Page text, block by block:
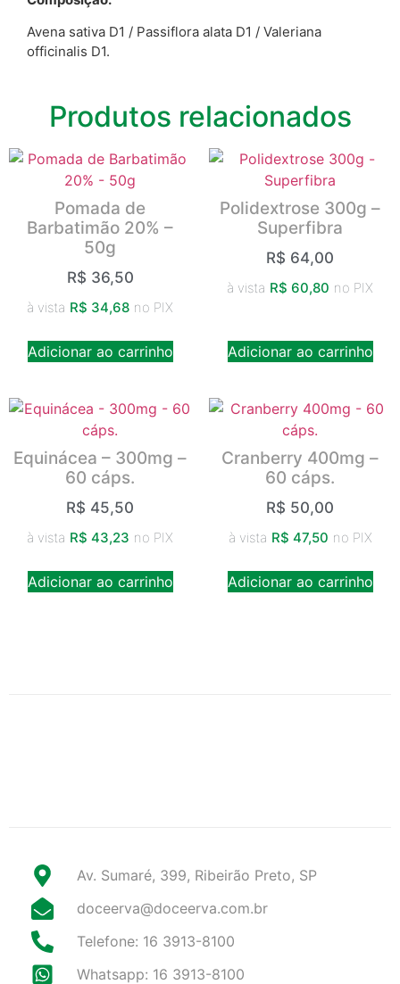
Avena sativa D1 / Passiflora alata D1 / Valeriana
officinalis D1.
Produtos relacionados
Pomada de
Barbatimão 20% –
50g
R$ 36,50
à vista R$ 34,68 no PIX
Adicionar ao carrinho
Polidextrose 300g –
Superfibra
R$ 64,00
à vista R$ 60,80 no PIX
Adicionar ao carrinho
Equinácea – 300mg –
60 cáps.
R$ 45,50
à vista R$ 43,23 no PIX
Adicionar ao carrinho
Cranberry 400mg –
60 cáps.
R$ 50,00
à vista R$ 47,50 no PIX
Adicionar ao carrinho
Av. Sumaré, 399, Ribeirão Preto, SP
doceerva@doceerva.com.br
Telefone: 16 3913-8100
Whatsapp: 16 3913-8100